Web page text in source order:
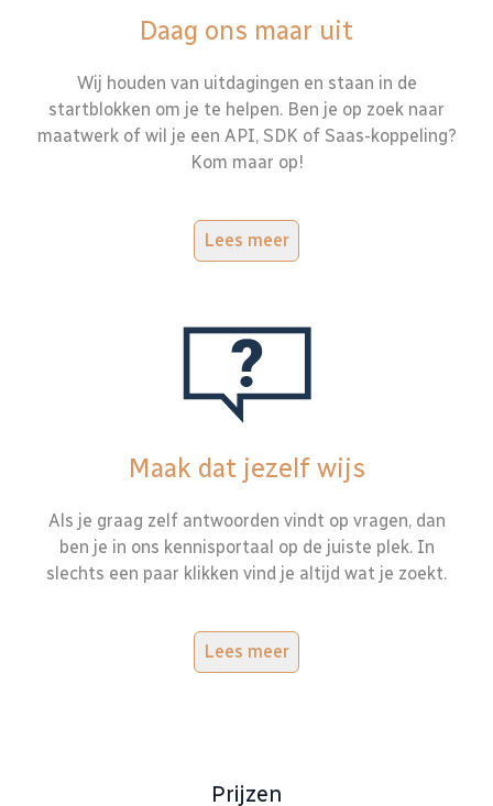
Daag ons maar uit
Wij houden van uitdagingen en staan in de
startblokken om je te helpen. Ben je op zoek naar
maatwerk of wil je een API, SDK of Saas-koppeling?
Kom maar op!
Lees meer
Maak dat jezelf wijs
Als je graag zelf antwoorden vindt op vragen, dan
ben je in ons kennisportaal op de juiste plek. In
slechts een paar klikken vind je altijd wat je zoekt.
Lees meer
Prijzen